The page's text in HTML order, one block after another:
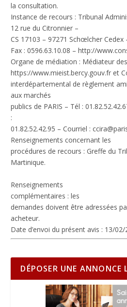
la consultation.
Instance de recours : Tribunal
12 rue du Citronnier –
CS 17103 – 97271 Schœlcher Cedex
Fax : 0596.63.10.08 – http://
Organe de médiation : Médiateur
https://www.mieist.bercy.gouv.fr et
interdépartemental de règlement
aux marchés
publics de PARIS – Tél :
:
01.82.52.42.95 – Courriel :
Renseignements concernant les
procédures de recours : Greffe du
Martinique.
Renseignements
complémentaires : les
demandes doivent être adressées
acheteur.
Date d’envoi du présent avis : 13/02/
DÉPOSER UNE ANNONCE